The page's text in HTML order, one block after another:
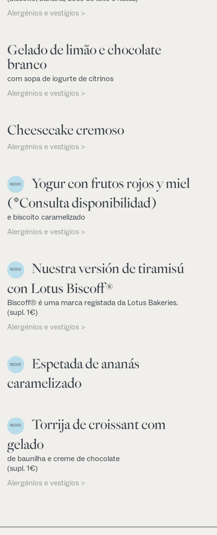
Alergénios e vestígios >
Gelado de limão e chocolate
branco
com sopa de iogurte de citrinos
Alergénios e vestígios >
Cheesecake cremoso
Alergénios e vestígios >
NOVO
Yogur con frutos rojos y miel
(*Consulta disponibilidad)
e biscoito caramelizado
Alergénios e vestígios >
NOVO
Nuestra versión de tiramisú
con Lotus Biscoff®
Biscoff® é uma marca registada da Lotus Bakeries.
(supl. 1€)
Alergénios e vestígios >
NOVO
Espetada de ananás
caramelizado
NOVO
Torrija de croissant com
gelado
de baunilha e creme de chocolate
(supl. 1€)
Alergénios e vestígios >